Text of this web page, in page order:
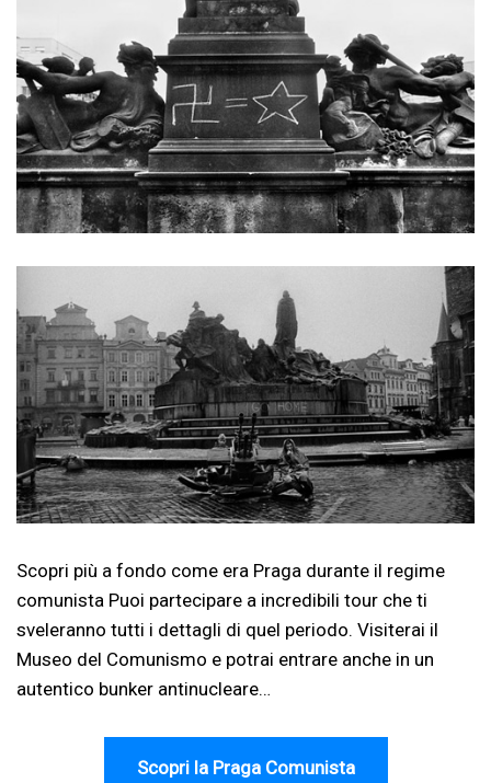
Scopri più a fondo come era Praga durante il regime
comunista Puoi partecipare a incredibili tour che ti
sveleranno tutti i dettagli di quel periodo. Visiterai il
Museo del Comunismo e potrai entrare anche in un
autentico bunker antinucleare…
Scopri la Praga Comunista